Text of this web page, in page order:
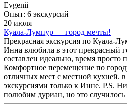
Evgenii
Опыт: 6 экскурсий
20 июля
Куала-Лумпур — город мечты!
Прекрасная экскурсия по Куала-
Инна влюбила в этот прекрасный
составлен идеально, время просто
Комфортное перемещение по
отличных мест с местной кухней.
экскурсиями только к Инне. P.S.
полюбим дуриан, но это случилось